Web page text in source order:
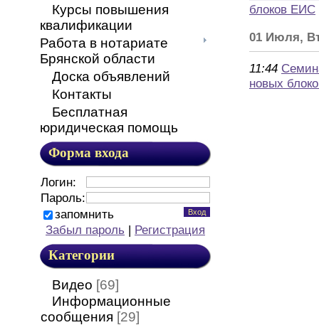
Курсы повышения
квалификации
Работа в нотариате
Брянской области
Доска объявлений
Контакты
Бесплатная
юридическая помощь
Форма входа
Логин:
Пароль:
запомнить
Забыл пароль | Регистрация
Категории
Видео [69]
Информационные
сообщения [29]
блоков ЕИС
01 Июля,
11:44
новых